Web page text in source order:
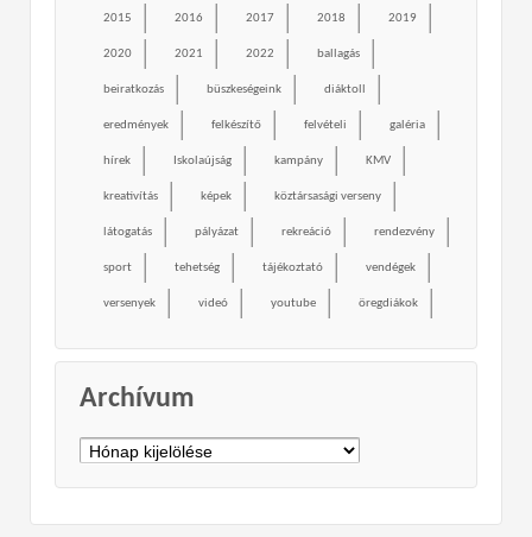
2015 2016 2017 2018 2019
2020 2021 2022 ballagás
beiratkozás büszkeségeink diáktoll
eredmények felkészítő felvételi galéria
hírek Iskolaújság kampány KMV
kreativítás képek köztársasági verseny
látogatás pályázat rekreáció rendezvény
sport tehetség tájékoztató vendégek
versenyek videó youtube öregdiákok
Archívum
Archívum